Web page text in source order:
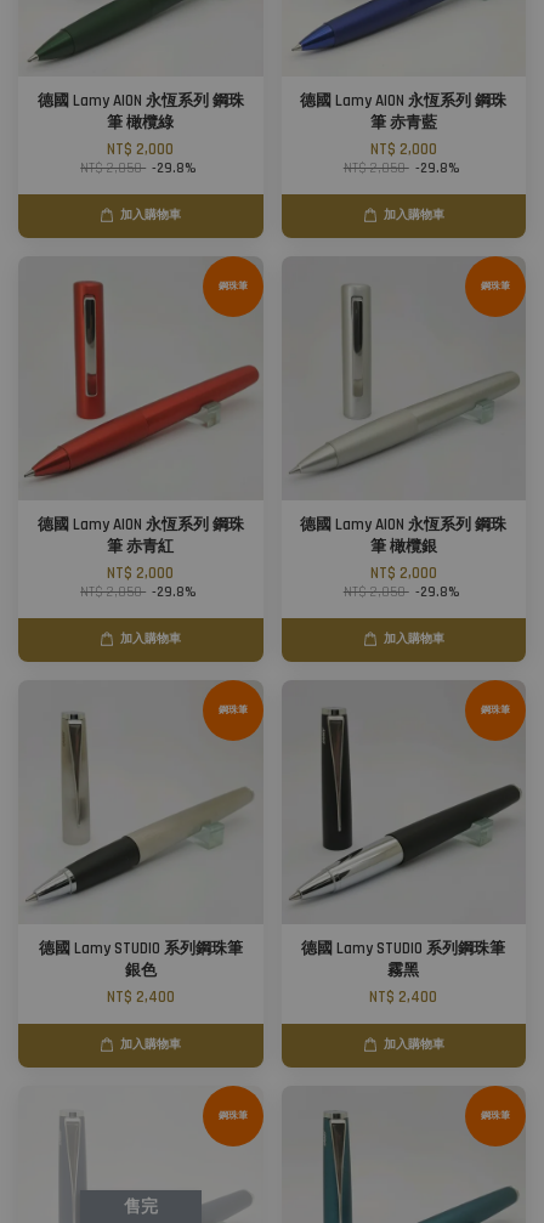
德國 Lamy AION 永恆系列 鋼珠
筆 橄欖綠
NT$ 2,000
NT$ 2,850 -29.8%
加入購物車
德國 Lamy AION 永恆系列 鋼珠
筆 赤青藍
NT$ 2,000
NT$ 2,850 -29.8%
加入購物車
鋼珠筆
德國 Lamy AION 永恆系列 鋼珠
筆 赤青紅
NT$ 2,000
NT$ 2,850 -29.8%
加入購物車
鋼珠筆
德國 Lamy AION 永恆系列 鋼珠
筆 橄欖銀
NT$ 2,000
NT$ 2,850 -29.8%
加入購物車
鋼珠筆
德國 Lamy STUDIO 系列鋼珠筆
銀色
NT$ 2,400
加入購物車
鋼珠筆
德國 Lamy STUDIO 系列鋼珠筆
霧黑
NT$ 2,400
加入購物車
售完
鋼珠筆 鋼珠筆